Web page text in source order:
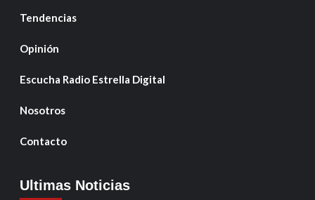
Tendencias
Opinión
Escucha Radio Estrella Digital
Nosotros
Contacto
Ultimas Noticias